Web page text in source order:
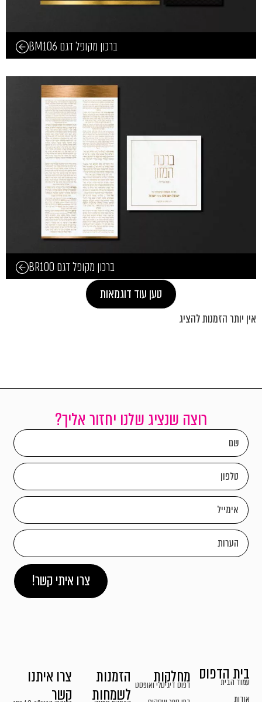
ברכון מקופל דגם BM106
ברכון מקופל דגם BR100
טען עוד דוגמאות
אין יותר הזמנות להציג
בית הדפוס
עמוד הבית
אודות
מחלקות
דפוס דיגיטלי ואופסט הזמנות
לשמחות
צרו איתנו
קשר
רוצה שנציג שלנו יחזור אליך?
צרו איתי קשר!